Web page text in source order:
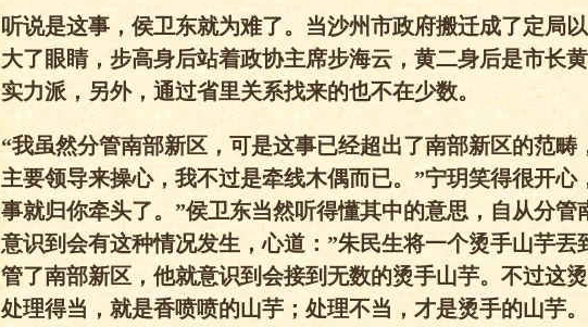
听说是这事，侯卫东就为难了。当沙州市政府搬迁成了定局
大了眼睛，步高身后站着政协主席步海云，黄二身后是市长
实力派，另外，通过省里关系找来的也不在少数。
“我虽然分管南部新区，可是这事已经超出了南部新区的范畴
主要领导来操心，我不过是牵线木偶而已。”宁玥笑得很开心
事就归你牵头了。”侯卫东当然听得懂其中的意思，自从分管
意识到会有这种情况发生，心道：”朱民生将一个烫手山芋丟
管了南部新区，他就意识到会接到无数的烫手山芋。不过这
处理得当，就是香喷喷的山芋；处理不当，才是烫手的山芋。